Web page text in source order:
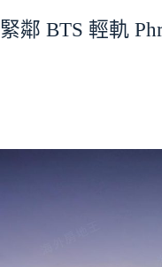
緊鄰 BTS 輕軌